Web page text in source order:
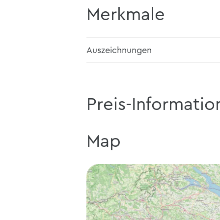
Merkmale
Auszeichnungen
Preis-
Map